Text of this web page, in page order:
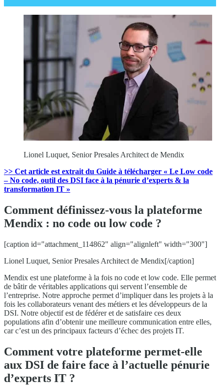
Lionel Luquet, Senior Presales Architect de Mendix
>> Cet article est extrait du Guide à télécharger « Le Low code
– No code, outil des DSI face à la pénurie d’experts & la
transformation IT »
Comment définissez-vous la plateforme
Mendix : no code ou low code ?
[caption id="attachment_114862" align="alignleft" width="300"]
Lionel Luquet, Senior Presales Architect de Mendix[/caption]
Mendix est une plateforme à la fois no code et low code. Elle permet
de bâtir de véritables applications qui servent l’ensemble de
l’entreprise. Notre approche permet d’impliquer dans les projets à la
fois les collaborateurs venant des métiers et les développeurs de la
DSI. Notre objectif est de fédérer et de satisfaire ces deux
populations afin d’obtenir une meilleure communication entre elles,
car c’est un des principaux facteurs d’échec des projets IT.
Comment votre plateforme permet-elle
aux DSI de faire face à l’actuelle pénurie
d’experts IT ?